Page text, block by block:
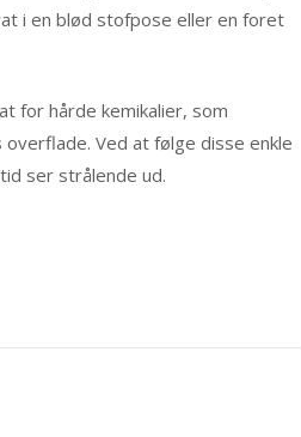
i en blød stofpose eller en foret
for hårde kemikalier, som
Ved at følge disse enkle
ser strålende ud.